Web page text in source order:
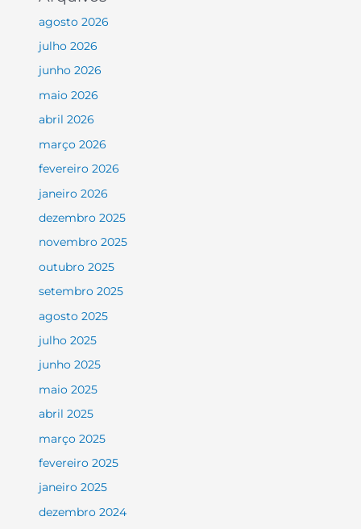
agosto 2026
julho 2026
junho 2026
maio 2026
abril 2026
março 2026
fevereiro 2026
janeiro 2026
dezembro 2025
novembro 2025
outubro 2025
setembro 2025
agosto 2025
julho 2025
junho 2025
maio 2025
abril 2025
março 2025
fevereiro 2025
janeiro 2025
dezembro 2024